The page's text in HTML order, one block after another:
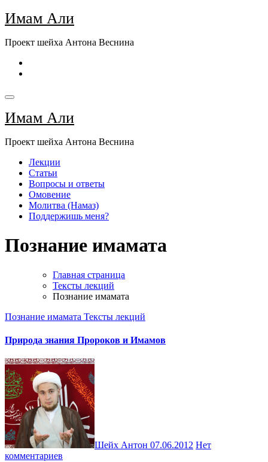
Перейти
к
Имам Али
Проект шейха Антона Веснина
Имам Али
Проект шейха Антона Веснина
Лекции
Статьи
Вопросы и ответы
Омовение
Молитва (Намаз)
Поддержишь меня?
Познание имамата
Главная страница
Тексты лекций
Познание имамата
Познание имамата Тексты лекций
Природа знания Пророков и Имамов
Шейх Антон 07.06.2012 Нет
комментариев